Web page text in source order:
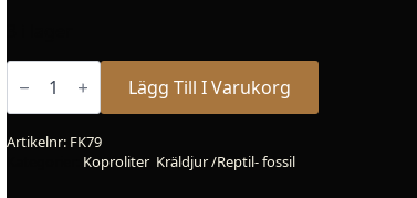
Koprolit
från
mängd
Lägg Till I Varukorg
Artikelnr: FK79
Koproliter, Kräldjur /Reptil- fossil